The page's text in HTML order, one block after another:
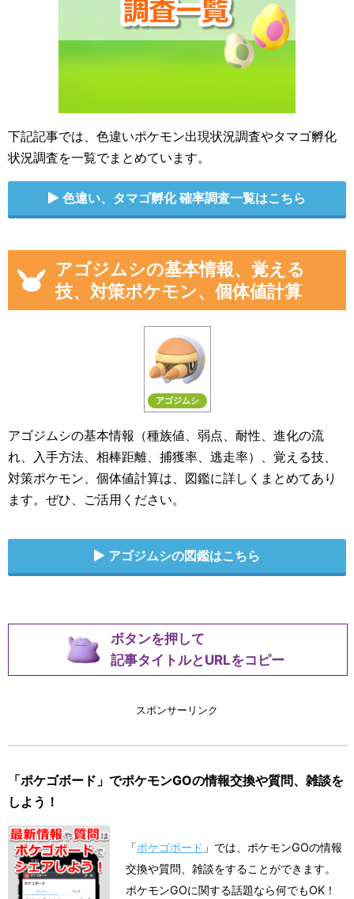
下記記事では、色違いポケモン出現状況調査やタマゴ孵化
状況調査を一覧でまとめています。
色違い、タマゴ孵化 確率調査一覧はこちら
アゴジムシの基本情報、覚える
技、対策ポケモン、個体値計算
アゴジムシ
アゴジムシの基本情報（種族値、弱点、耐性、進化の流
れ、入手方法、相棒距離、捕獲率、逃走率）、覚える技、
対策ポケモン、個体値計算は、図鑑に詳しくまとめてあり
ます。ぜひ、ご活用ください。
アゴジムシの図鑑はこちら
ボタンを押して
記事タイトルとURLをコピー
スポンサーリンク
「ポケゴボード」でポケモンGOの情報交換や質問、雑談を
しよう！
「ポケゴボード 」では、ポケモンGOの情報
交換や質問、雑談をすることができます。
ポケモンGOに関する話題なら何でもOK！